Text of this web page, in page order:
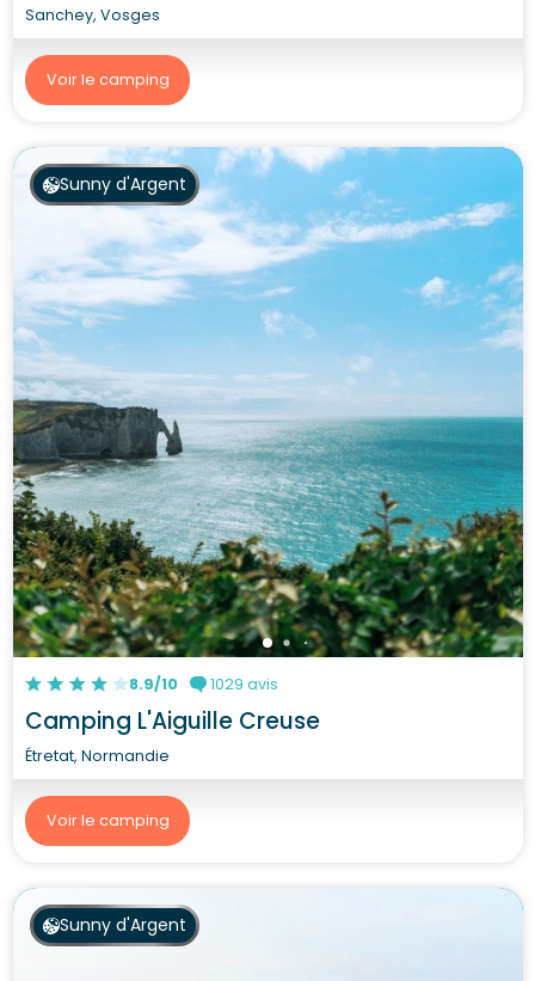
Sanchey, Vosges
Voir le camping
Sunny d'Argent
8.9/10 1029 avis
Camping L'Aiguille Creuse
Étretat, Normandie
Voir le camping
Sunny d'Argent